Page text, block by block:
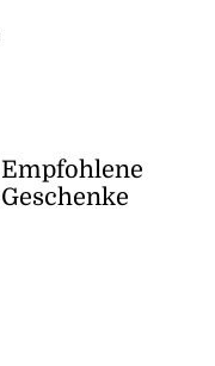
Empfohlene
Geschenke